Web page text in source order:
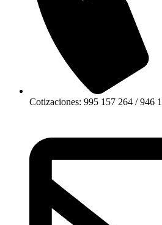
Cotizaciones: 995 157 264 / 946